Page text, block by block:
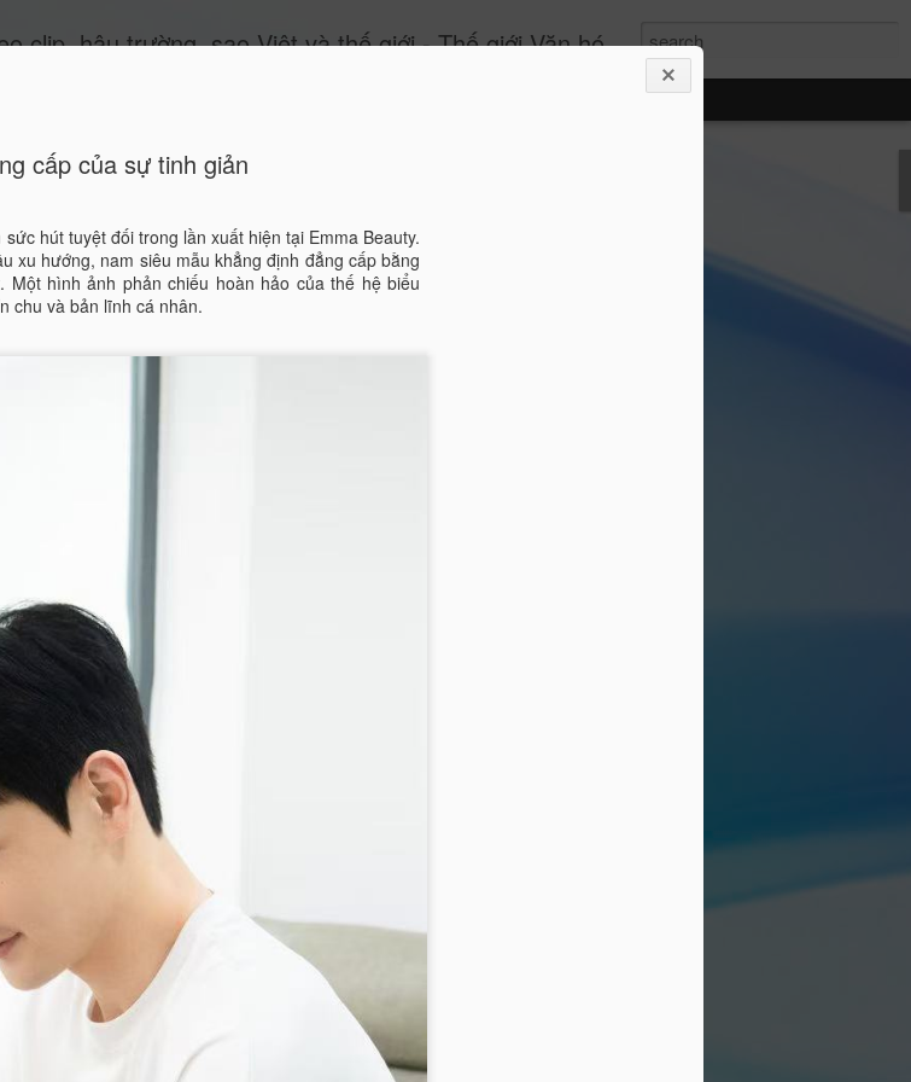
cấp của sự tinh giản
hút tuyệt đối trong lần xuất hiện tại Emma Beauty.
xu hướng, nam siêu mẫu khẳng định đẳng cấp bằng
hình ảnh phản chiếu hoàn hảo của thế hệ biểu
chu và bản lĩnh cá nhân.
hậu trường, sao Việt và thế giới - Thế giới Văn hóa Online